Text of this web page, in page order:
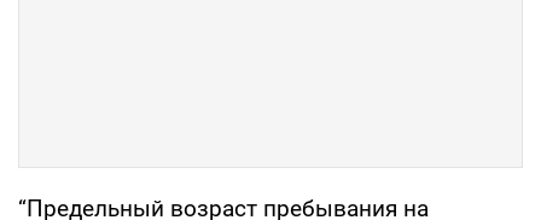
“Предельный возраст пребывания на